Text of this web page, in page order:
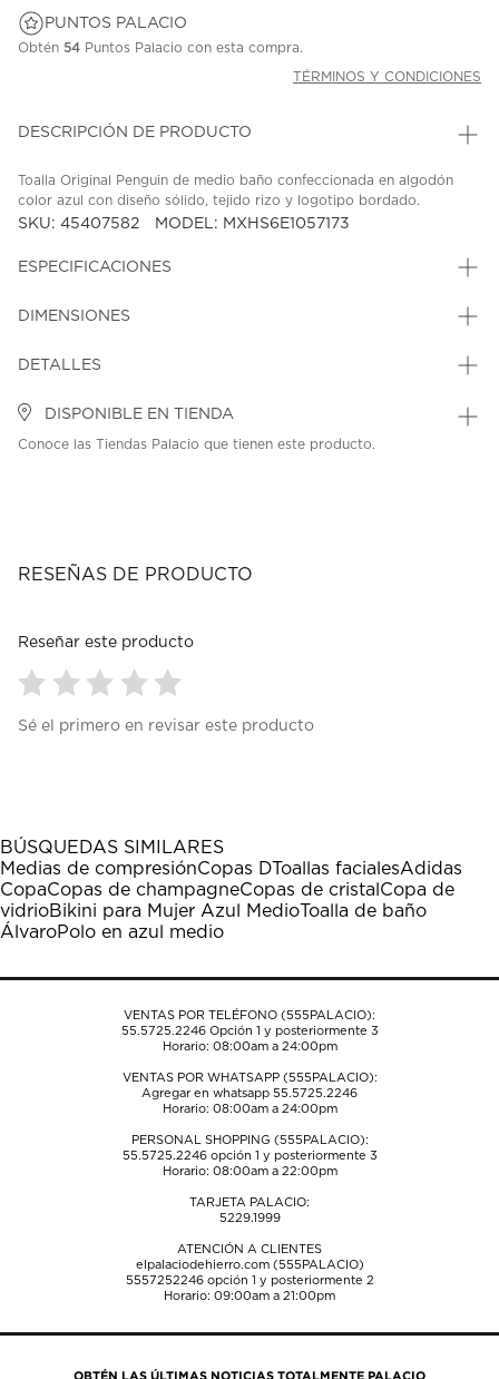
PUNTOS PALACIO
Obtén 54 Puntos Palacio con esta compra.
TÉRMINOS Y CONDICIONES
DESCRIPCIÓN DE PRODUCTO
Toalla Original Penguin de medio baño confeccionada en algodón
color azul con diseño sólido, tejido rizo y logotipo bordado.
SKU: 45407582 MODEL: MXHS6E1057173
ESPECIFICACIONES
DIMENSIONES
DETALLES
DISPONIBLE EN TIENDA
Conoce las Tiendas Palacio que tienen este producto.
RESEÑAS DE PRODUCTO
Reseñar este producto
para
1
estrella
Esta
acción
abrirá
el
de
para
estrellas.
Esta
acción
abrirá
el
de
para
estrellas.
Esta
acción
abrirá
el
de
para
estrellas.
Esta
acción
abrirá
el
de
para
estrellas.
Esta
acción
abrirá
el
de
Sé el primero en revisar este producto
BÚSQUEDAS SIMILARES
Medias de compresiónCopas DToallas facialesAdidas
CopaCopas de champagneCopas de cristal Copa de
vidrioBikini para Mujer Azul MedioToalla de baño
ÁlvaroPolo en azul medio
VENTAS POR TELÉFONO (555PALACIO):
55.5725.2246Opción 1 y posteriormente 3
Horario: 08:00am a 24:00pm
VENTAS POR WHATSAPP (555PALACIO):
Agregar en whatsapp 55.5725.2246
Horario: 08:00am a 24:00pm
PERSONAL SHOPPING (555PALACIO):
55.5725.2246opción 1 y posteriormente 3
Horario: 08:00am a 22:00pm
TARJETA PALACIO:
5229.1999
ATENCIÓN A CLIENTES
elpalaciodehierro.com (555PALACIO)
5557252246opción 1 y posteriormente 2
Horario: 09:00am a 21:00pm
OBTÉN LAS ÚLTIMAS NOTICIAS TOTALMENTE PALACIO